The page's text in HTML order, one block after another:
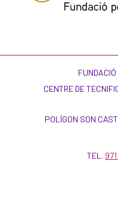
CENTRE DE
POLÍGON SON
TEL.